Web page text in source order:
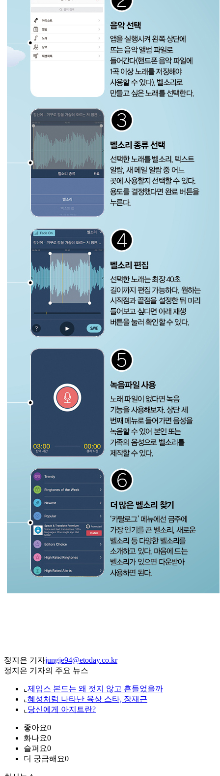
정지은 기자jungje94@etoday.co.kr
정지은 기자의 주요 뉴스
⌞ 제임스 본드는 왜 젓지 않고 흔들었을까
⌞ 혜성처럼 나타난 육상 스타, 장재근
⌞ 당신에게 아지트란?
좋아요0
화나요0
슬퍼요0
더 궁금해요0